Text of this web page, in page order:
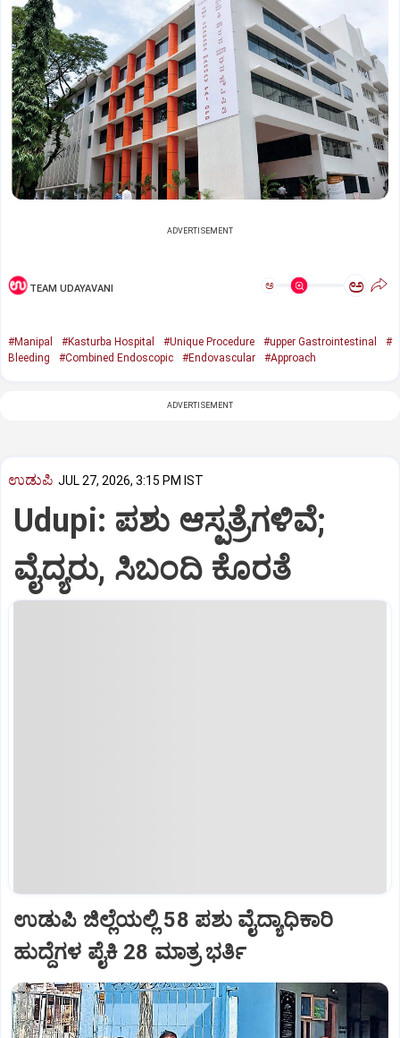
ADVERTISEMENT
TEAM UDAYAVANI ಅ ಅ
#Manipal #Kasturba Hospital #Unique Procedure #upper Gastrointestinal
#
Bleeding
#Combined Endoscopic #Endovascular #Approach
ADVERTISEMENT
ಉಡುಪಿ JUL 27, 2026, 3:15 PM IST
Udupi: ಪಶು ಆಸ್ಪತ್ರೆಗಳಿವೆ;
ವೈದ್ಯರು, ಸಿಬಂದಿ ಕೊರತೆ
ಉಡುಪಿ ಜಿಲ್ಲೆಯಲ್ಲಿ 58 ಪಶು ವೈದ್ಯಾಧಿಕಾರಿ
ಹುದ್ದೆಗಳ ಪೈಕಿ 28 ಮಾತ್ರ ಭರ್ತಿ